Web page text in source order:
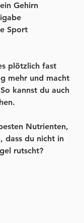
Gehirn
Sport
plötzlich fast
mehr und macht
kannst du auch
Nutrienten,
dass du nicht in
rutscht?